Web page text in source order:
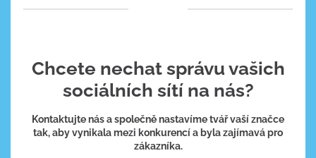
Chcete nechat správu vašich
sociálních sítí na nás?
Kontaktujte nás a společně nastavíme tvář vaší značce
tak, aby vynikala mezi konkurencí a byla zajímavá pro
zákazníka.